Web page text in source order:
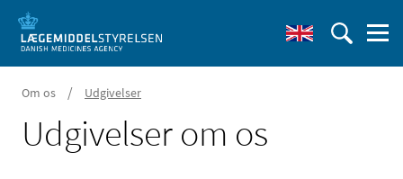
Om os / Udgivelser
Udgivelser om os